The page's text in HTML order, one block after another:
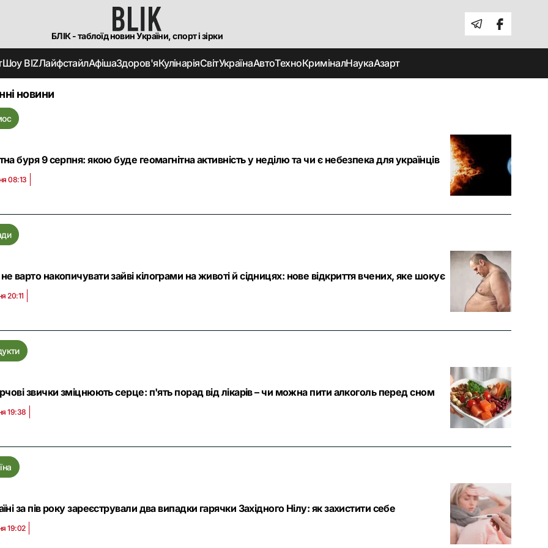
БЛІК - таблоїд новин України, спорт і зірки
Шоу BIZЛайфстайлАфішаЗдоров'яКулінаріяСвітУкраїнаАвтоТехноКриміналНаукаАзарт
новини
буря 9 серпня: якою буде геомагнітна активність у неділю та чи є небезпека для українців
08:13
варто накопичувати зайві кілограми на животі й сідницях: нове відкриття вчених, яке шокує
20:11
звички зміцнюють серце: п'ять порад від лікарів – чи можна пити алкоголь перед сном
19:38
за пів року зареєстрували два випадки гарячки Західного Нілу: як захистити себе
19:02